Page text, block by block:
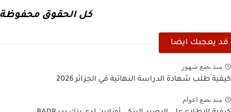
كل الحقوق محفوظة
قد يعجبك ايضا
منذ بضع شهور
كيفية طلب شهادة الدراسة النهائية في الجزائر 2026
منذ بضع اعوام